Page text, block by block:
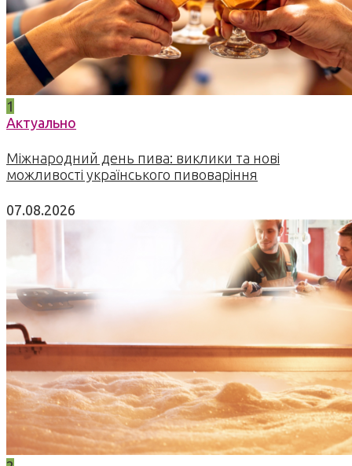
1
Актуально
Міжнародний день пива: виклики та нові
можливості українського пивоваріння
07.08.2026